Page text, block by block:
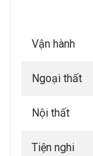
Vận hành
Ngoại thất
Nội thất
Tiện nghi